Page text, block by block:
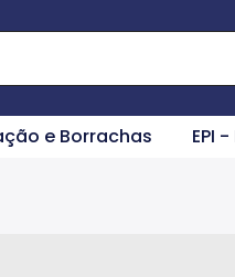
e Borrachas EPI